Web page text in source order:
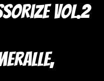
vol.2